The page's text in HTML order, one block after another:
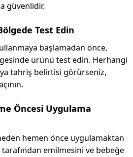
güvenlidir.
Test Edin
başlamadan önce,
ürünü test edin. Herhangi
tahriş belirtisi görürseniz,
Öncesi Uygulama
hemen önce uygulamaktan
tarafından emilmesini ve bebeğe